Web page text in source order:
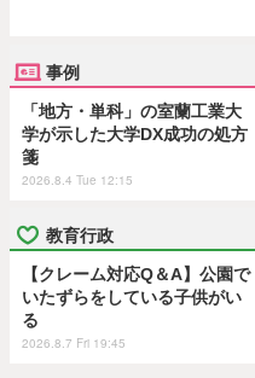
事例
「地方・単科」の室蘭工業大
学が示した大学DX成功の処方
箋
2026.8.4 Tue 12:15
教育行政
【クレーム対応Q＆A】公園で
いたずらをしている子供がい
る
2026.8.7 Fri 19:45